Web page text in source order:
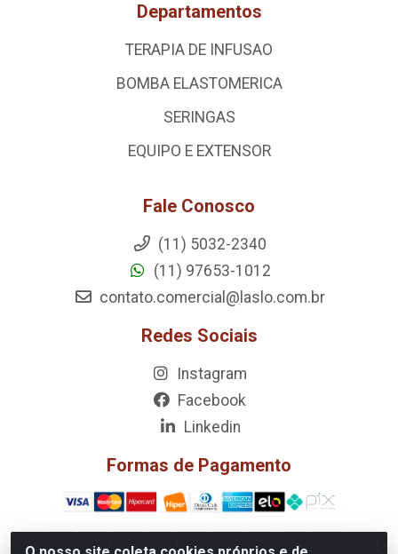
Departamentos
TERAPIA DE INFUSAO
BOMBA ELASTOMERICA
SERINGAS
EQUIPO E EXTENSOR
Fale Conosco
(11) 5032-2340
(11) 97653-1012
contato.comercial@laslo.com.br
Redes Sociais
Instagram
Facebook
Linkedin
Formas de Pagamento